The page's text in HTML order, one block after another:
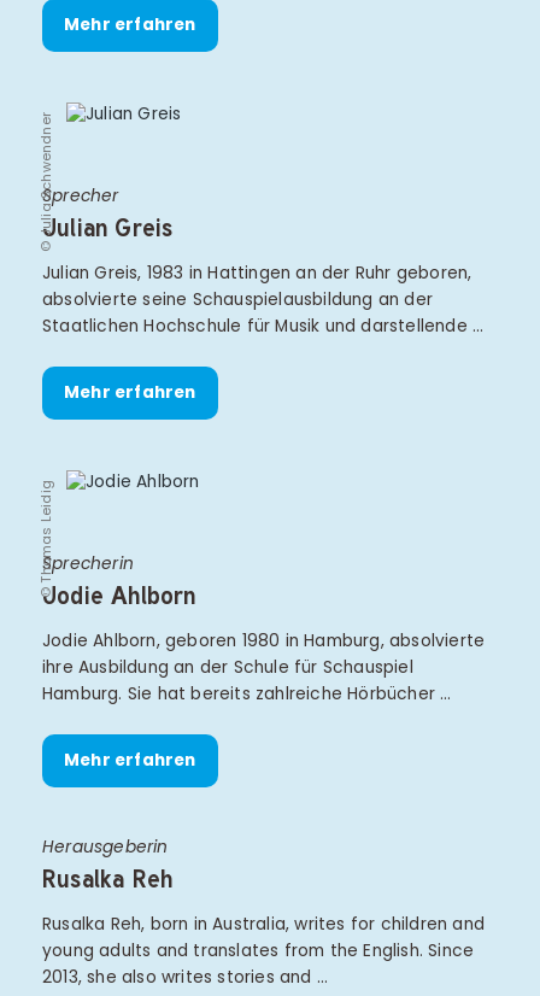
Mehr erfahren
© Julia Schwendner
Sprecher
Julian Greis
Julian Greis, 1983 in Hattingen an der Ruhr geboren,
absolvierte seine Schauspielausbildung an der
Staatlichen Hochschule für Musik und darstellende …
Mehr erfahren
© Thomas Leidig
Sprecherin
Jodie Ahlborn
Jodie Ahlborn, geboren 1980 in Hamburg, absolvierte
ihre Ausbildung an der Schule für Schauspiel
Hamburg. Sie hat bereits zahlreiche Hörbücher …
Mehr erfahren
Herausgeberin
Rusalka Reh
Rusalka Reh, born in Australia, writes for children and
young adults and translates from the English. Since
2013, she also writes stories and …